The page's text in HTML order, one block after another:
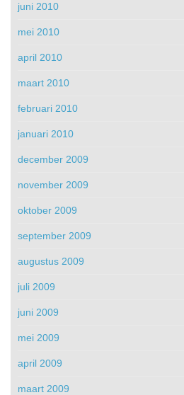
juni 2010
mei 2010
april 2010
maart 2010
februari 2010
januari 2010
december 2009
november 2009
oktober 2009
september 2009
augustus 2009
juli 2009
juni 2009
mei 2009
april 2009
maart 2009